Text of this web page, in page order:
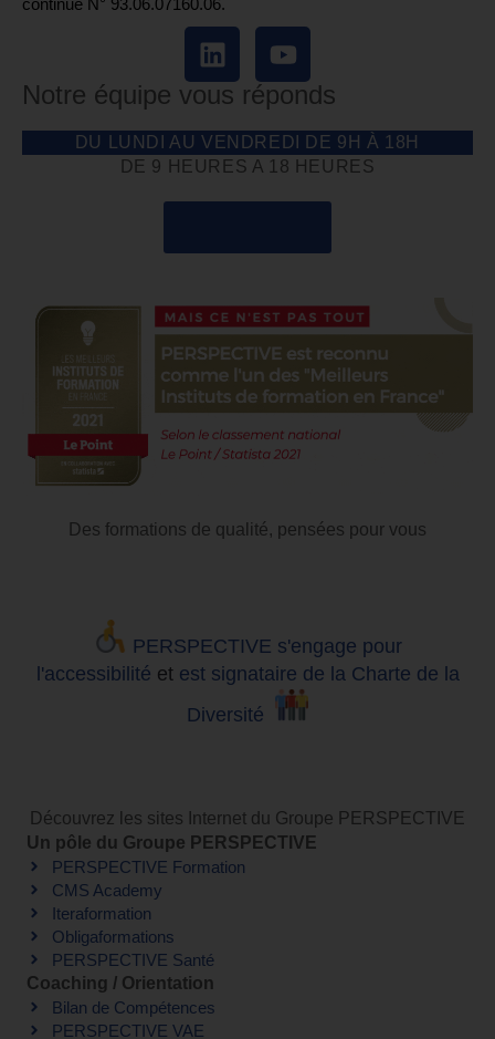
continue N° 93.06.07160.06.
Notre équipe vous réponds
DU LUNDI AU VENDREDI DE 9H À 18H
DE 9 HEURES A 18 HEURES
Des formations de qualité, pensées pour vous
PERSPECTIVE s'engage pour
l'accessibilité et est signataire de la Charte de la
Diversité
Découvrez les sites Internet du Groupe PERSPECTIVE
Un pôle du Groupe PERSPECTIVE
PERSPECTIVE Formation
CMS Academy
Iteraformation
Obligaformations
PERSPECTIVE Santé
Coaching / Orientation
Bilan de Compétences
PERSPECTIVE VAE